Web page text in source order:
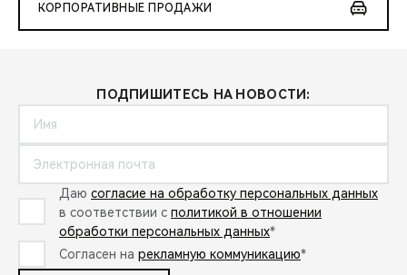
КОРПОРАТИВНЫЕ ПРОДАЖИ
ПОДПИШИТЕСЬ НА НОВОСТИ:
Даю согласие на обработку персональных данных
в соответствии с политикой в отношении
обработки персональных данных*
Согласен на рекламную коммуникацию*